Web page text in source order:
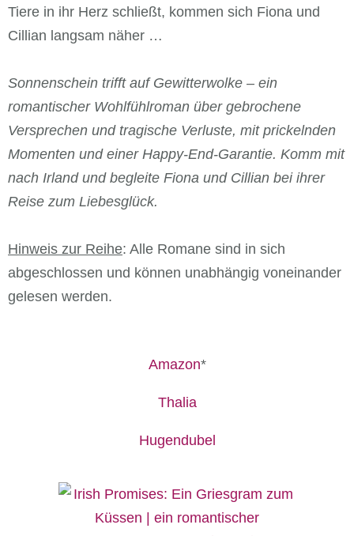
Tiere in ihr Herz schließt, kommen sich Fiona und
Cillian langsam näher …
Sonnenschein trifft auf Gewitterwolke – ein
romantischer Wohlfühlroman über gebrochene
Versprechen und tragische Verluste, mit prickelnden
Momenten und einer Happy-End-Garantie. Komm mit
nach Irland und begleite Fiona und Cillian bei ihrer
Reise zum Liebesglück.
Hinweis zur Reihe: Alle Romane sind in sich
abgeschlossen und können unabhängig voneinander
gelesen werden.
Amazon*
Thalia
Hugendubel